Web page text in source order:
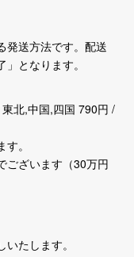
発送方法です。配送
となります。
北,中国,四国 790円 /
。
ございます（30万円
たします。